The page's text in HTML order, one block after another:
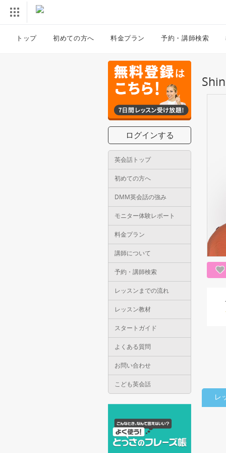
トップ 初めての方へ 料金プラン 予約・講師検索
ログインする
英会話トップ
初めての方へ
DMM英会話の強み
モニター体験レポート
料金プラン
講師について
予約・講師検索
レッスンまでの流れ
レッスン教材
スタートガイド
よくある質問
お問い合わせ
こども英会話
レ